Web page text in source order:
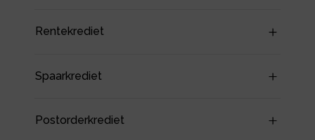
Rentekrediet
Spaarkrediet
Postorderkrediet